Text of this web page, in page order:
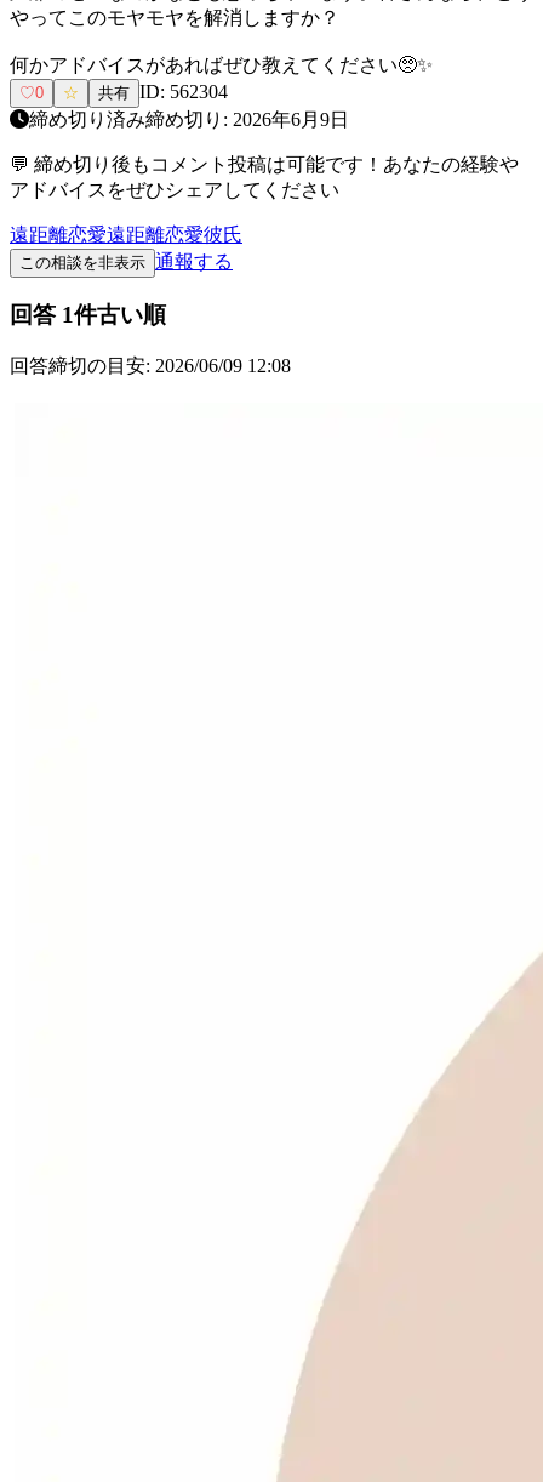
やってこのモヤモヤを解消しますか？
何かアドバイスがあればぜひ教えてください🥺✨
♡0 ☆ 共有 ID: 562304
締め切り済み締め切り: 2026年6月9日
💬 締め切り後もコメント投稿は可能です！あなたの経験や
アドバイスをぜひシェアしてください
遠距離恋愛遠距離恋愛彼氏
この相談を非表示 通報する
回答 1件古い順
回答締切の目安: 2026/06/09 12:08